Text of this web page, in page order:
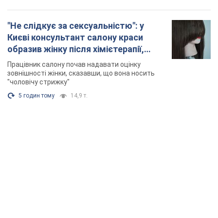
"Не слідкує за сексуальністю": у
Києві консультант салону краси
образив жінку після хімієтерапії,
розгорівся скандал. Фото
Працівник салону почав надавати оцінку
зовнішності жінки, сказавши, що вона носить
"чоловічу стрижку"
5 годин тому 14,9 т.